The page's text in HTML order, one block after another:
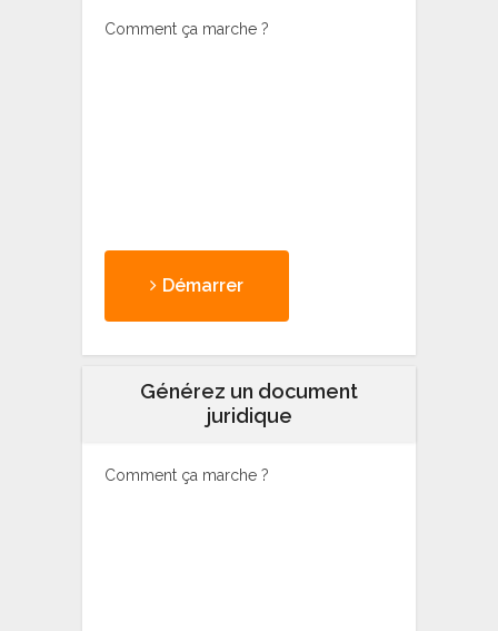
Comment ça marche ?
Démarrer
Générez un document
juridique
Comment ça marche ?